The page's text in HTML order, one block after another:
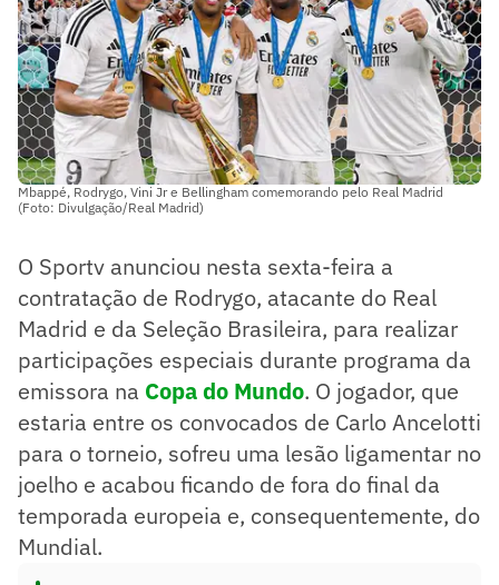
Mbappé, Rodrygo, Vini Jr e Bellingham comemorando pelo Real Madrid
(Foto: Divulgação/Real Madrid)
O Sportv anunciou nesta sexta-feira a
contratação de Rodrygo, atacante do Real
Madrid e da Seleção Brasileira, para realizar
participações especiais durante programa da
emissora na Copa do Mundo. O jogador, que
estaria entre os convocados de Carlo Ancelotti
para o torneio, sofreu uma lesão ligamentar no
joelho e acabou ficando de fora do final da
temporada europeia e, consequentemente, do
Mundial.